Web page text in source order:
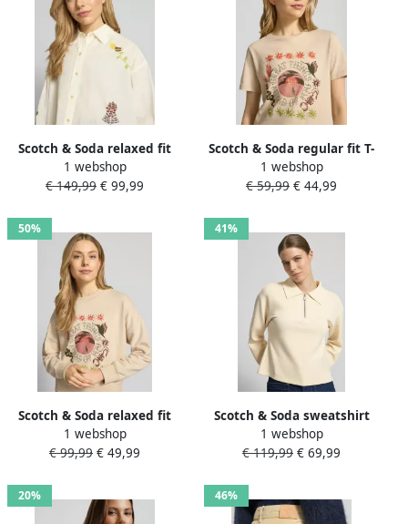
Scotch & Soda relaxed fit
blouse met
stikselafwerkingen
1 webshop
€ 149,99 € 99,99
Scotch & Soda regular fit T-
shirt met florale stitching
1 webshop
€ 59,99 € 44,99
50%
Scotch & Soda relaxed fit
sweatshirt met bloemige
stitching
1 webshop
€ 99,99 € 49,99
41%
Scotch & Soda sweatshirt
met ritssluiting
1 webshop
€ 119,99 € 69,99
20% 46%